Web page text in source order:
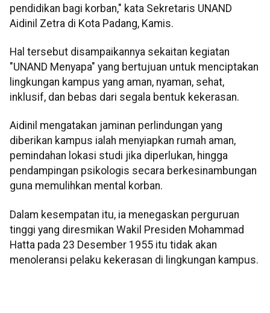
pendidikan bagi korban," kata Sekretaris UNAND
Aidinil Zetra di Kota Padang, Kamis.
Hal tersebut disampaikannya sekaitan kegiatan
"UNAND Menyapa" yang bertujuan untuk menciptakan
lingkungan kampus yang aman, nyaman, sehat,
inklusif, dan bebas dari segala bentuk kekerasan.
Aidinil mengatakan jaminan perlindungan yang
diberikan kampus ialah menyiapkan rumah aman,
pemindahan lokasi studi jika diperlukan, hingga
pendampingan psikologis secara berkesinambungan
guna memulihkan mental korban.
Dalam kesempatan itu, ia menegaskan perguruan
tinggi yang diresmikan Wakil Presiden Mohammad
Hatta pada 23 Desember 1955 itu tidak akan
menoleransi pelaku kekerasan di lingkungan kampus.